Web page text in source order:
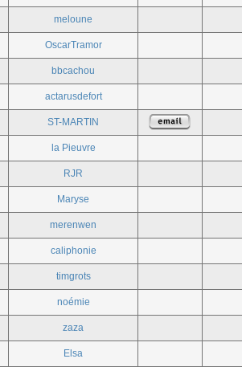
meloune
OscarTramor
bbcachou
actarusdefort
ST-MARTIN
la Pieuvre
RJR
Maryse
merenwen
caliphonie
timgrots
noémie
zaza
Elsa